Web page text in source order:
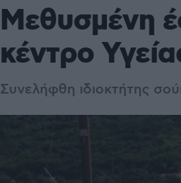
Μεθυσμένη
κέντρο
Συνελήφθη ιδιοκτήτης